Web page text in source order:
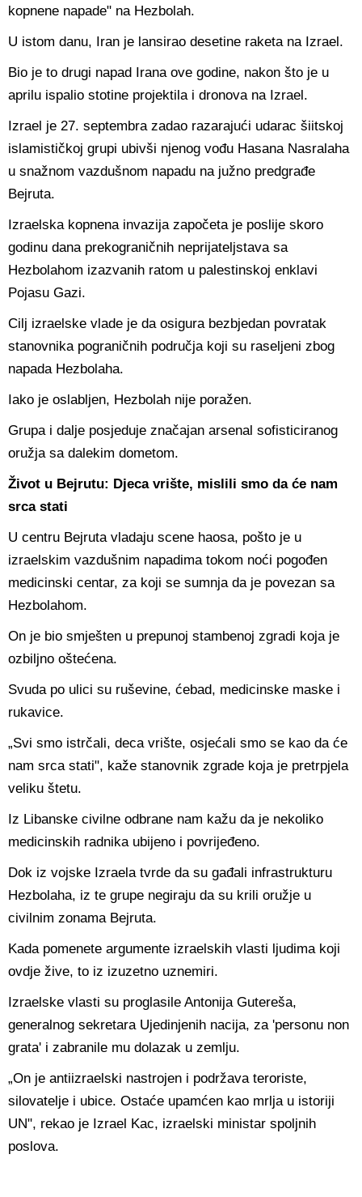
kopnene napade" na Hezbolah.
U istom danu, Iran je lansirao desetine raketa na Izrael.
Bio je to drugi napad Irana ove godine, nakon što je u
aprilu ispalio stotine projektila i dronova na Izrael.
Izrael je 27. septembra zadao razarajući udarac šiitskoj
islamističkoj grupi ubivši njenog vođu Hasana Nasralaha
u snažnom vazdušnom napadu na južno predgrađe
Bejruta.
Izraelska kopnena invazija započeta je poslije skoro
godinu dana prekograničnih neprijateljstava sa
Hezbolahom izazvanih ratom u palestinskoj enklavi
Pojasu Gazi.
Cilj izraelske vlade je da osigura bezbjedan povratak
stanovnika pograničnih područja koji su raseljeni zbog
napada Hezbolaha.
Iako je oslabljen, Hezbolah nije poražen.
Grupa i dalje posjeduje značajan arsenal sofisticiranog
oružja sa dalekim dometom.
Život u Bejrutu: Djeca vrište, mislili smo da će nam
srca stati
U centru Bejruta vladaju scene haosa, pošto je u
izraelskim vazdušnim napadima tokom noći pogođen
medicinski centar, za koji se sumnja da je povezan sa
Hezbolahom.
On je bio smješten u prepunoj stambenoj zgradi koja je
ozbiljno oštećena.
Svuda po ulici su ruševine, ćebad, medicinske maske i
rukavice.
„Svi smo istrčali, deca vrište, osjećali smo se kao da će
nam srca stati", kaže stanovnik zgrade koja je pretrpjela
veliku štetu.
Iz Libanske civilne odbrane nam kažu da je nekoliko
medicinskih radnika ubijeno i povrijeđeno.
Dok iz vojske Izraela tvrde da su gađali infrastrukturu
Hezbolaha, iz te grupe negiraju da su krili oružje u
civilnim zonama Bejruta.
Kada pomenete argumente izraelskih vlasti ljudima koji
ovdje žive, to iz izuzetno uznemiri.
Izraelske vlasti su proglasile Antonija Gutereša,
generalnog sekretara Ujedinjenih nacija, za 'personu non
grata' i zabranile mu dolazak u zemlju.
„On je antiizraelski nastrojen i podržava teroriste,
silovatelje i ubice. Ostaće upamćen kao mrlja u istoriji
UN", rekao je Izrael Kac, izraelski ministar spoljnih
poslova.